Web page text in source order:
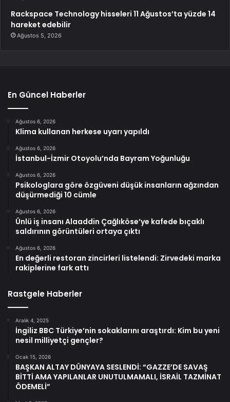
Rackspace Technology hisseleri 11 Ağustos’ta yüzde 14
hareket edebilir
Ağustos 5, 2026
En Güncel Haberler
Ağustos 6, 2026
Klima kullanan herkese uyarı yapıldı
Ağustos 6, 2026
İstanbul-İzmir Otoyolu’nda Bayram Yoğunluğu
Ağustos 6, 2026
Psikologlara göre özgüveni düşük insanların ağzından
düşürmediği 10 cümle
Ağustos 6, 2026
Ünlü iş insanı Alaaddin Çağlıköse’ye kafede bıçaklı
saldırının görüntüleri ortaya çıktı
Ağustos 6, 2026
En değerli restoran zincirleri listelendi: Zirvedeki marka
rakiplerine fark attı
Rastgele Haberler
Aralık 4, 2025
İngiliz BBC Türkiye’nin sokaklarını araştırdı: Kim bu yeni
nesil milliyetçi gençler?
Ocak 15, 2026
BAŞKAN ALTAY DÜNYAYA SESLENDİ: “GAZZE’DE SAVAŞ
BİTTİ AMA YAPILANLAR UNUTULMAMALI, İSRAİL TAZMİNAT
ÖDEMELİ”